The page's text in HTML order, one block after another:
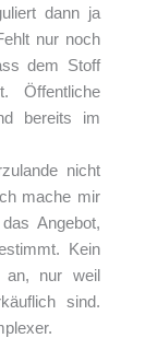
dann ja
nur noch
dem Stoff
Öffentliche
bereits im
nicht
mache mir
Angebot,
Kein
an, nur weil
sind.